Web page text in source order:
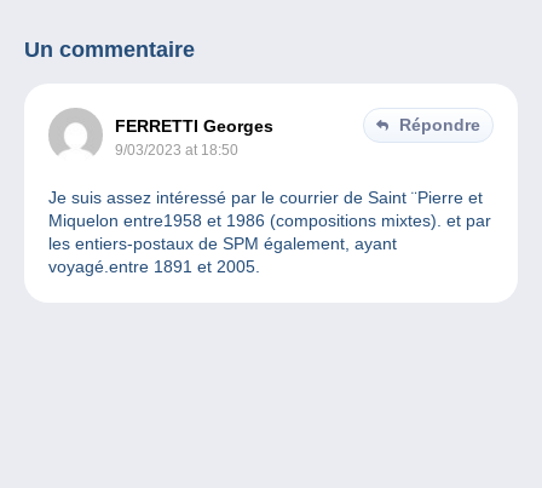
Un commentaire
FERRETTI Georges
9/03/2023 at 18:50
Répondre
Je suis assez intéressé par le courrier de Saint ¨Pierre et
Miquelon entre1958 et 1986 (compositions mixtes). et par
les entiers-postaux de SPM également, ayant
voyagé.entre 1891 et 2005.